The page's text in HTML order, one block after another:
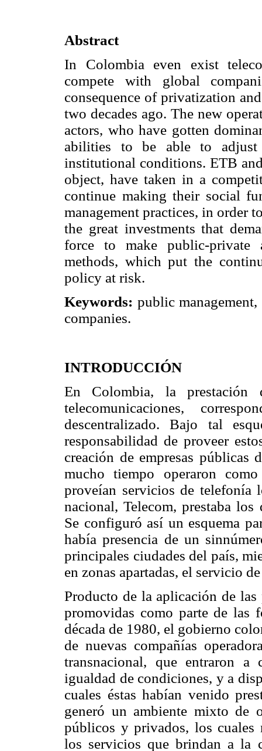
Abstract
In Colombia even exist
compete with global
consequence of privatization
two decades ago. The new
actors, who have gotten
abilities to be able to adjust
institutional conditions. ETB
object, have taken in a
continue making their social
management practices, in order
the great investments that
force to make public-private
methods, which put the
policy at risk.
Keywords: public
companies.
INTRODUCCIÓN
En Colombia, la prestación
telecomunicaciones,
descentralizado. Bajo tal
responsabilidad de proveer
creación de empresas públicas
mucho tiempo operaron
proveían servicios de
nacional, Telecom, prestaba
Se configuró así un esquema
había presencia de un
principales ciudades del país,
en zonas apartadas, el servicio
Producto de la aplicación de
promovidas como parte de las
década de 1980, el gobierno
de nuevas compañías
transnacional, que entraron a
igualdad de condiciones, y a
cuales éstas habían venido
generó un ambiente mixto de
públicos y privados, los cuales
los servicios que brindan a la